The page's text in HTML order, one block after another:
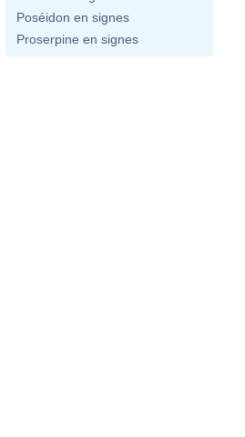
Poséidon en signes
Proserpine en signes